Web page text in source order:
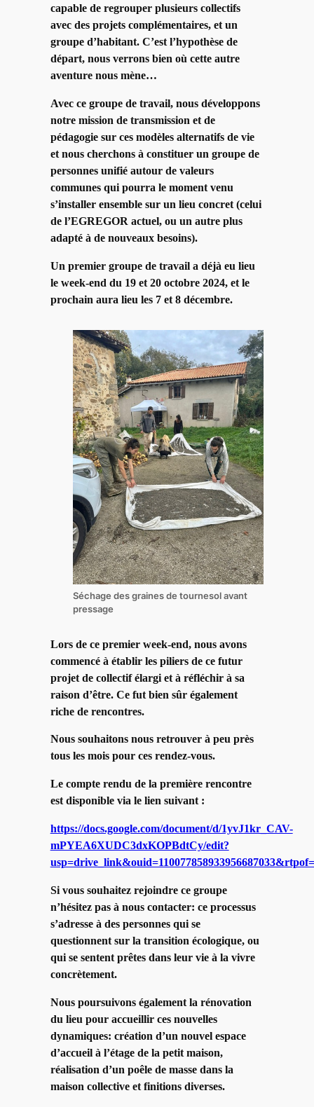
capable de regrouper plusieurs collectifs
avec des projets complémentaires, et un
groupe d’habitant. C’est l’hypothèse de
départ, nous verrons bien où cette autre
aventure nous mène…
Avec ce groupe de travail, nous développons
notre mission de transmission et de
pédagogie sur ces modèles alternatifs de vie
et nous cherchons à constituer un groupe de
personnes unifié autour de valeurs
communes qui pourra le moment venu
s’installer ensemble sur un lieu concret (celui
de l’EGREGOR actuel, ou un autre plus
adapté à de nouveaux besoins).
Un premier groupe de travail a déjà eu lieu
le week-end du 19 et 20 octobre 2024, et le
prochain aura lieu les 7 et 8 décembre.
Séchage des graines de tournesol avant
pressage
Lors de ce premier week-end, nous avons
commencé à établir les piliers de ce futur
projet de collectif élargi et à réfléchir à sa
raison d’être. Ce fut bien sûr également
riche de rencontres.
Nous souhaitons nous retrouver à peu près
tous les mois pour ces rendez-vous.
Le compte rendu de la première rencontre
est disponible via le lien suivant :
https://docs.google.com/document/d/1yvJ1kr_CAV-
mPYEA6XUDC3dxKOPBdtCy/edit?
Si vous souhaitez rejoindre ce groupe
n’hésitez pas à nous contacter: ce processus
s’adresse à des personnes qui se
questionnent sur la transition écologique, ou
qui se sentent prêtes dans leur vie à la vivre
concrètement.
Nous poursuivons également la rénovation
du lieu pour accueillir ces nouvelles
dynamiques: création d’un nouvel espace
d’accueil à l’étage de la petit maison,
réalisation d’un poêle de masse dans la
maison collective et finitions diverses.